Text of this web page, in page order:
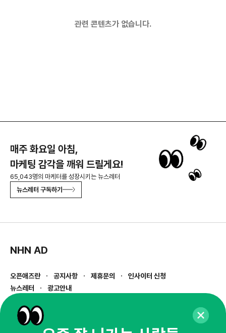
관련 콘텐츠가 없습니다.
매주 화요일 아침,
마케팅 감각을 깨워 드릴게요!
65,043명의 마케터를 성장시키는 뉴스레터
뉴스레터 구독하기
NHN AD
오픈애즈란 공지사항 제휴문의
인사이터 신청
뉴스레터
광고안내
경기도 성남시 분당구 대왕판교로645번길 16
사업자등록번호 : 144-81-27690(